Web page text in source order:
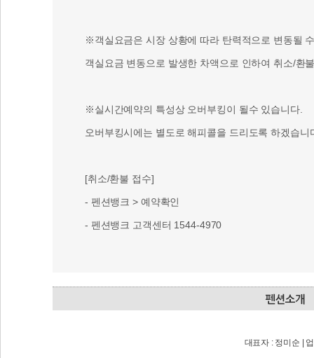
※객실요금은 시장 상황에 따라 탄력적으로 변동될
객실요금 변동으로 발생한 차액으로 인하여 취소/환
※실시간예약의 특성상 오버부킹이 될수 있습니다.
오버부킹시에는 별도로 해피콜을 드리도록 하겠습니
[취소/환불 접수]
- 펜션뱅크 > 예약확인
- 펜션뱅크 고객센터 1544-4970
대표자 : 정미순 |